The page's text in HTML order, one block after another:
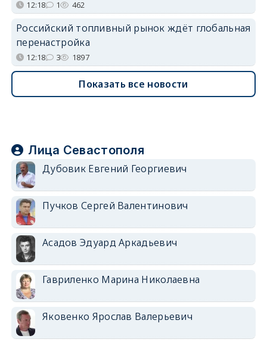
12:18 1 462
Российский топливный рынок ждёт глобальная
перенастройка
12:18 3 1897
Показать все новости
Лица Севастополя
Дубовик Евгений Георгиевич
Пучков Сергей Валентинович
Асадов Эдуард Аркадьевич
Гавриленко Марина Николаевна
Яковенко Ярослав Валерьевич